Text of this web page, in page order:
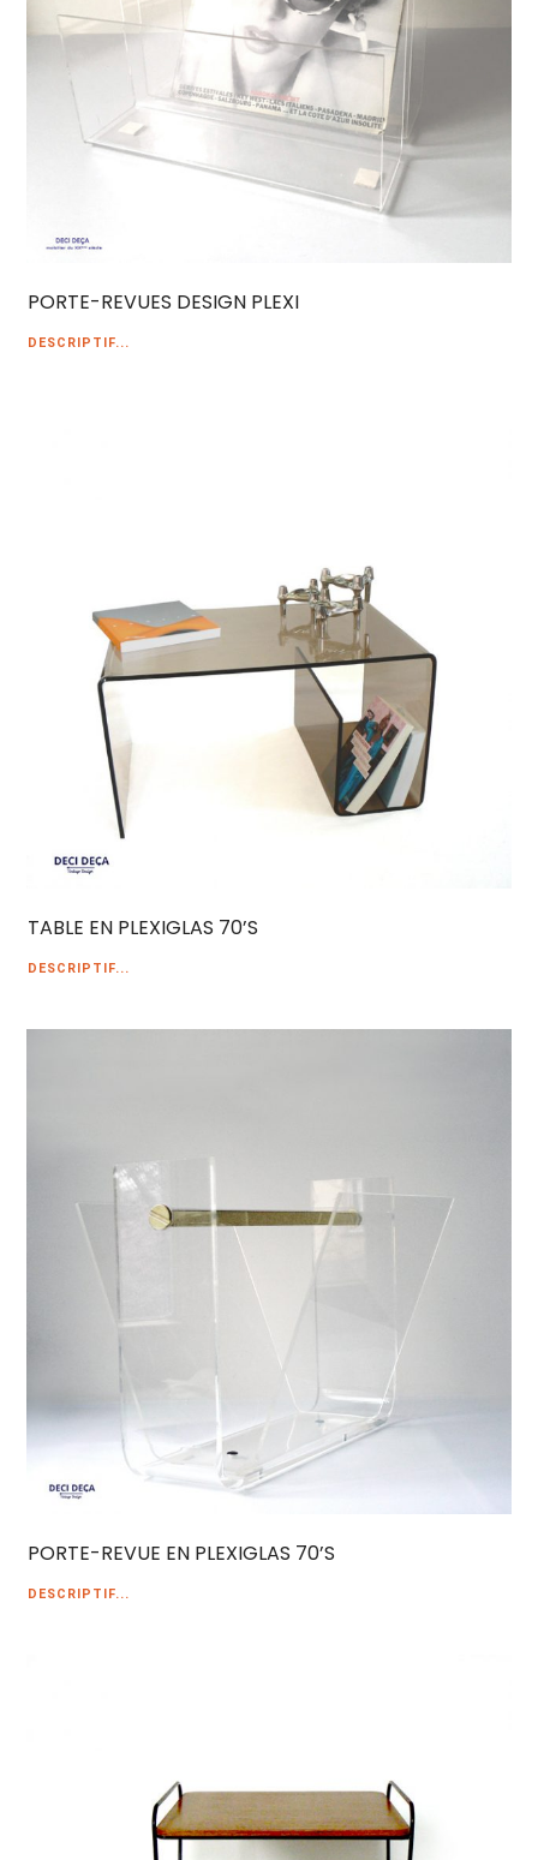
PORTE-REVUES DESIGN PLEXI
DESCRIPTIF...
TABLE EN PLEXIGLAS 70’S
DESCRIPTIF...
PORTE-REVUE EN PLEXIGLAS 70’S
DESCRIPTIF...